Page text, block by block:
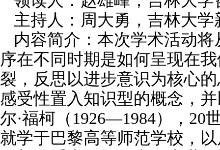
主持人：周大勇 ，吉林大
内容简介：本次学术活动将
序在不同时期是如何呈现在
裂，反思以进步意识为核心
感受性置入知识型的概念，并
尔·福柯（1926—1984），20
就学于巴黎高等师范学校，